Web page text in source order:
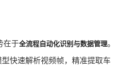
在于全流程自动化识别与数据管理。
快速解析视频帧，精准提取车